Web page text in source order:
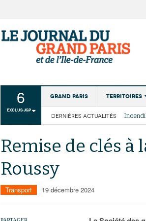
6
EXCLUS JGP
Grand Paris Territoires
Institutions
DERNIÈRES ACTUALITÉS
La
Les
Remise de clés
Roussy
Transport 19 décembre 2024